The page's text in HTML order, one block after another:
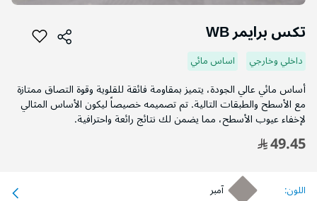
تكس برايمر WB
داخلي وخارجي اساس مائي
أساس مائي عالي الجودة، يتميز بمقاومة فائقة للقلوية وقوة التصاق ممتازة
مع الأسطح والطبقات التالية. تم تصميمه خصيصاً ليكون الأساس المثالي
لإخفاء عيوب الأسطح، مما يضمن لك نتائج رائعة واحترافية.
49.45
اللون: آمبر
التخطي
إلى
بداية
معرض
الصور